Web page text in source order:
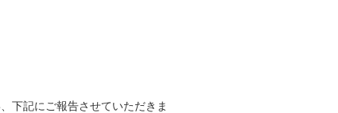
下記にご報告させていただきま